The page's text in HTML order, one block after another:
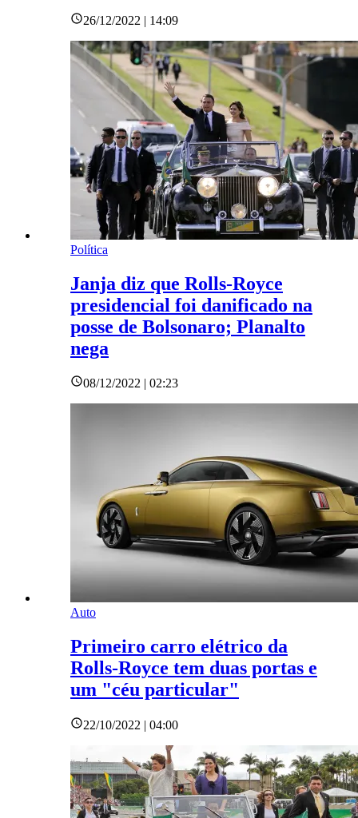
26/12/2022 | 14:09
Política
Janja diz que Rolls-Royce
presidencial foi danificado na
posse de Bolsonaro; Planalto
nega
08/12/2022 | 02:23
Auto
Primeiro carro elétrico da
Rolls-Royce tem duas portas e
um "céu particular"
22/10/2022 | 04:00